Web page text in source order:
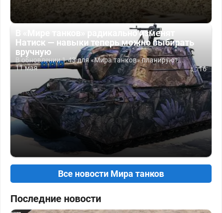
В «Мире танков» радикально изменят
Натиск — навыки теперь можно выбирать
вручную
В обновлении 1.43 для «Мира танков» планируют...
11 мая
16
Все новости Мира танков
Последние новости